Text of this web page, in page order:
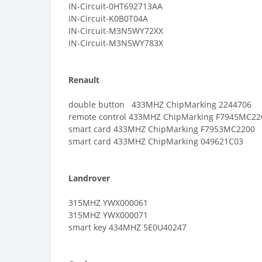
IN-Circuit-0HT692713AA
IN-Circuit-K0B0T04A
IN-Circuit-M3N5WY72XX
IN-Circuit-M3N5WY783X
Renault
double button 433MHZ ChipMarking 2244706
remote control 433MHZ ChipMarking
smart card 433MHZ ChipMarking F7953MC2200
smart card 433MHZ ChipMarking 049621C03
Landrover
315MHZ YWX000061
315MHZ YWX000071
smart key 434MHZ 5E0U40247